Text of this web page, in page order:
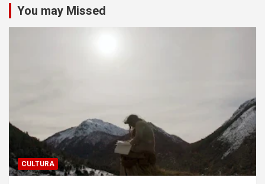
You may Missed
CULTURA